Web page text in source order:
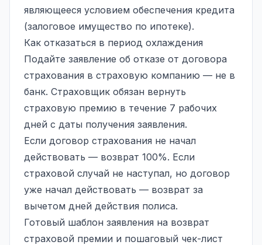
являющееся условием обеспечения кредита
(залоговое имущество по ипотеке).
Как отказаться в период охлаждения
Подайте заявление об отказе от договора
страхования в страховую компанию — не в
банк. Страховщик обязан вернуть
страховую премию в течение 7 рабочих
дней с даты получения заявления.
Если договор страхования не начал
действовать — возврат 100%. Если
страховой случай не наступал, но договор
уже начал действовать — возврат за
вычетом дней действия полиса.
Готовый шаблон заявления на возврат
страховой премии и пошаговый чек-лист